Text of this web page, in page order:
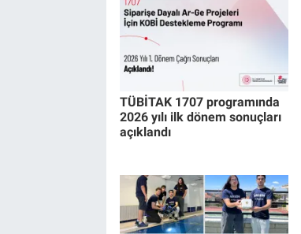
TÜBİTAK 1707 programında
2026 yılı ilk dönem sonuçları
açıklandı